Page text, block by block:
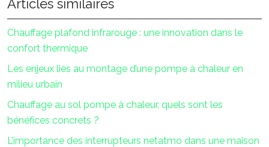
Articles similaires
Chauffage plafond infrarouge : une innovation dans le
confort thermique
Les enjeux liés au montage d’une pompe à chaleur en
milieu urbain
Chauffage au sol pompe à chaleur, quels sont les
bénéfices concrets ?
L’importance des interrupteurs netatmo dans une maison